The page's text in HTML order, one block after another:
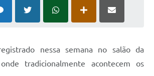
nessa semana no salão da
tradicionalmente acontecem os